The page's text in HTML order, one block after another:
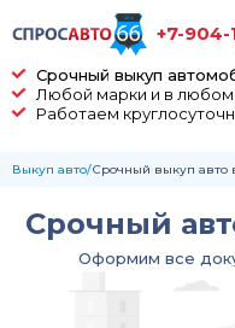
Срочный выкуп
Любой марки и в любом
Работаем
+7-904-
Выкуп авто Срочный выкуп авто
Срочный
Оформим все